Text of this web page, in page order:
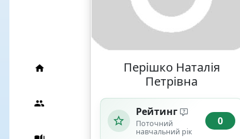
Перішко Наталія
Петрівна
Рейтинг
Поточний
навчальний рік
0